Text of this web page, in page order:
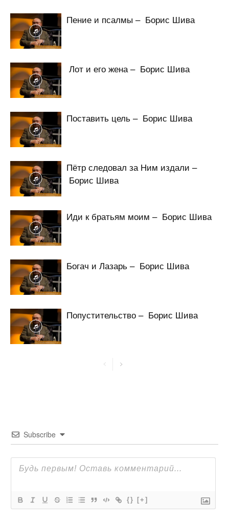
Пение и псалмы – Борис Шива
Лот и его жена – Борис Шива
Поставить цель – Борис Шива
Пётр следовал за Ним издали –
Борис Шива
Иди к братьям моим – Борис Шива
Богач и Лазарь – Борис Шива
Попустительство – Борис Шива
Subscribe
{} [+]